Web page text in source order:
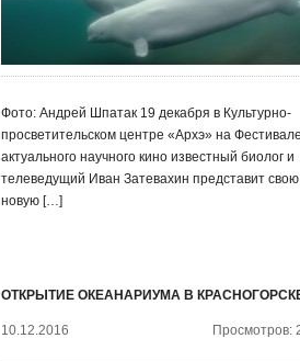
Фото: Андрей Шпатак 19 декабря в Культурно-
просветительском центре «Архэ» на
актуального научного кино известный биолог и
телеведущий Иван Затевахин представит свою
новую […]
ОТКРЫТИЕ ОКЕАНАРИУМА В
10.12.2016 Просмотров: